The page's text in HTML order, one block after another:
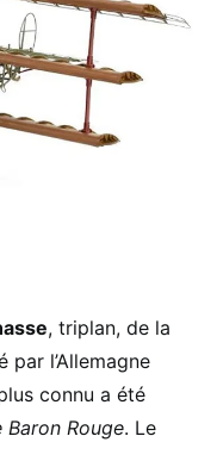
, triplan, de la
par l’Allemagne
connu a été
Baron Rouge. Le